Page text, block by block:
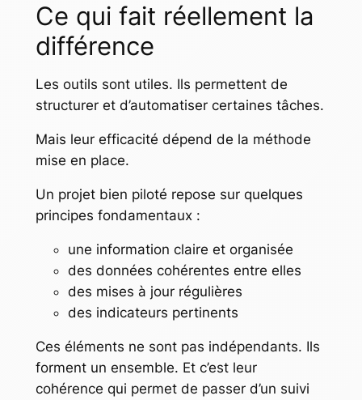
Ce qui fait réellement la
différence
Les outils sont utiles. Ils permettent de
structurer et d’automatiser certaines tâches.
Mais leur efficacité dépend de la méthode
mise en place.
Un projet bien piloté repose sur quelques
principes fondamentaux :
une information claire et organisée
des données cohérentes entre elles
des mises à jour régulières
des indicateurs pertinents
Ces éléments ne sont pas indépendants. Ils
forment un ensemble. Et c’est leur
cohérence qui permet de passer d’un suivi